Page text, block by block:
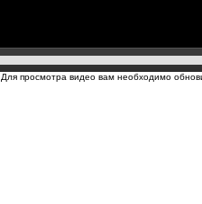
Для просмотра видео вам необходимо